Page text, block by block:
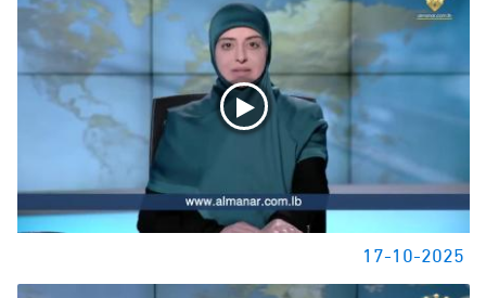
17-10-2025